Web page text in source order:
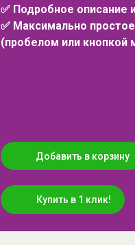
✅ Подробное описание
✅ Максимально
(пробелом или
Добавить в корзину
Купить в 1 клик!